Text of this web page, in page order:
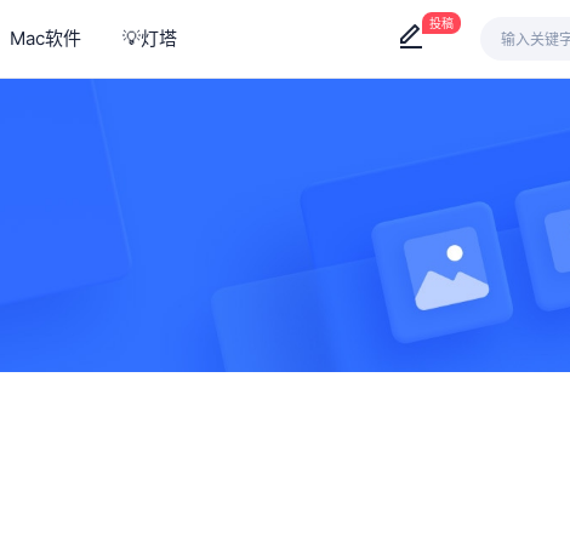
Mac软件 💡灯塔
投稿